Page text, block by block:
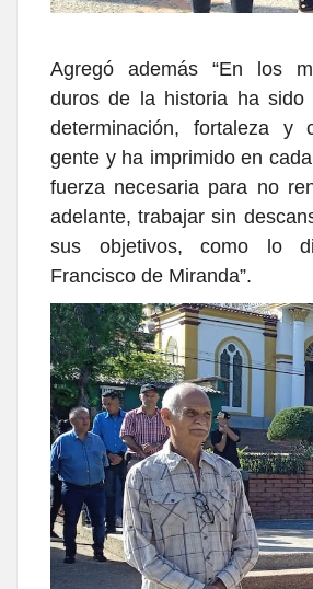
Agregó además “En los
duros de la historia ha sido
determinación, fortaleza
gente y ha imprimido en
fuerza necesaria para no
adelante, trabajar sin
sus objetivos, como lo
Francisco de Miranda”.